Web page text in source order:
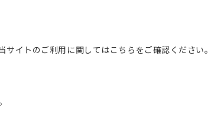
イトのご利用に関してはこちらをご確認ください。